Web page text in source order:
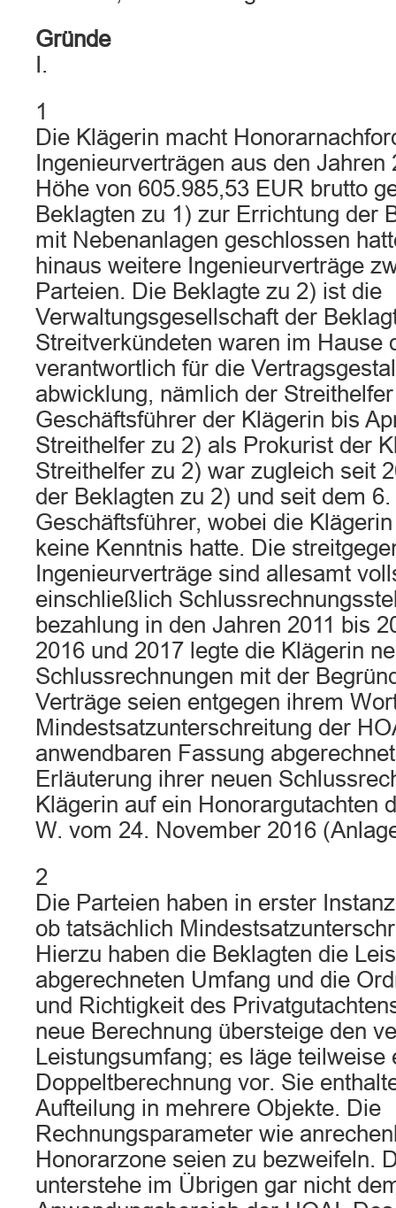
Gründe
I.
1
Die Klägerin macht
Ingenieurverträgen aus den Jahren
Höhe von 605.985,53 EUR brutto
Beklagten zu 1) zur Errichtung der
mit Nebenanlagen geschlossen
hinaus weitere Ingenieurverträge
Parteien. Die Beklagte zu 2) ist die
Verwaltungsgesellschaft der
Streitverkündeten waren im Hause
verantwortlich für die
abwicklung, nämlich der
Geschäftsführer der Klägerin bis
Streithelfer zu 2) als Prokurist der
Streithelfer zu 2) war zugleich seit
der Beklagten zu 2) und seit dem
Geschäftsführer, wobei die
keine Kenntnis hatte. Die
Ingenieurverträge sind allesamt
einschließlich
bezahlung in den Jahren 2011 bis
2016 und 2017 legte die Klägerin
Schlussrechnungen mit der
Verträge seien entgegen ihrem
Mindestsatzunterschreitung der
anwendbaren Fassung
Erläuterung ihrer neuen
Klägerin auf ein Honorargutachten
W. vom 24. November 2016
2
Die Parteien haben in erster
ob tatsächlich
Hierzu haben die Beklagten die
abgerechneten Umfang und die
und Richtigkeit des
neue Berechnung übersteige den
Leistungsumfang; es läge teilweise
Doppeltberechnung vor. Sie
Aufteilung in mehrere Objekte. Die
Rechnungsparameter wie
Honorarzone seien zu bezweifeln.
unterstehe im Übrigen gar nicht